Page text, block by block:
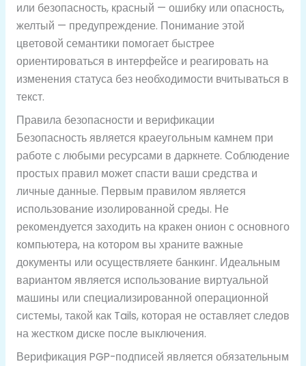
или безопасность, красный — ошибку или опасность,
желтый — предупреждение. Понимание этой
цветовой семантики помогает быстрее
ориентироваться в интерфейсе и реагировать на
изменения статуса без необходимости вчитываться в
текст.
Правила безопасности и верификации
Безопасность является краеугольным камнем при
работе с любыми ресурсами в даркнете. Соблюдение
простых правил может спасти ваши средства и
личные данные. Первым правилом является
использование изолированной среды. Не
рекомендуется заходить на кракен онион с основного
компьютера, на котором вы храните важные
документы или осуществляете банкинг. Идеальным
вариантом является использование виртуальной
машины или специализированной операционной
системы, такой как Tails, которая не оставляет следов
на жестком диске после выключения.
Верификация PGP-подписей является обязательным